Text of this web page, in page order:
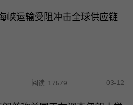
峡运输受阻冲击全球供应链
阅读 17579 03-12